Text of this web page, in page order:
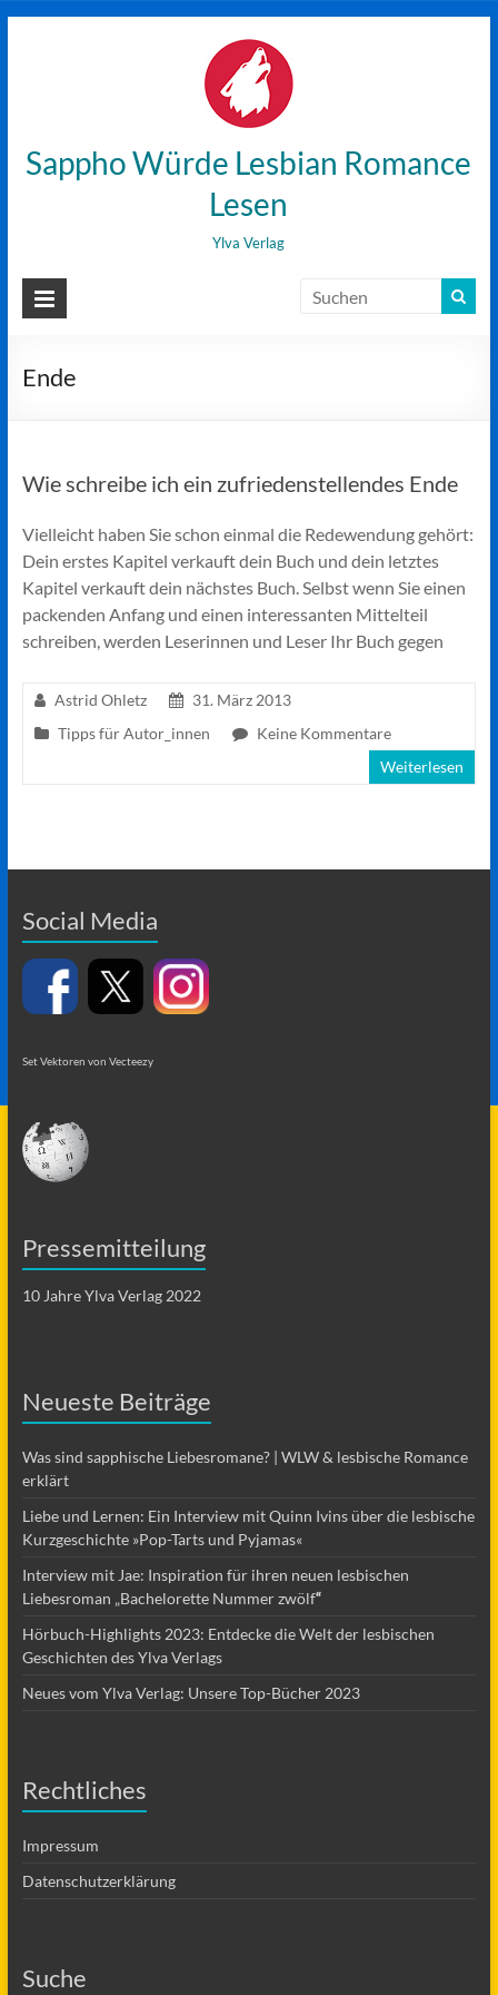
Sappho Würde Lesbian Romance
Lesen
Ylva Verlag
Ende
Wie schreibe ich ein zufriedenstellendes Ende
Vielleicht haben Sie schon einmal die Redewendung gehört:
Dein erstes Kapitel verkauft dein Buch und dein letztes
Kapitel verkauft dein nächstes Buch. Selbst wenn Sie einen
packenden Anfang und einen interessanten Mittelteil
schreiben, werden Leserinnen und Leser Ihr Buch gegen
Astrid Ohletz
31. März 2013
Tipps für Autor_innen
Keine Kommentare
Weiterlesen
Social Media
Set Vektoren von Vecteezy
Pressemitteilung
10 Jahre Ylva Verlag 2022
Neueste Beiträge
Was sind sapphische Liebesromane? | WLW & lesbische Romance
erklärt
Liebe und Lernen: Ein Interview mit Quinn Ivins über die lesbische
Kurzgeschichte »Pop-Tarts und Pyjamas«
Interview mit Jae: Inspiration für ihren neuen lesbischen
Liebesroman „Bachelorette Nummer zwölf“
Hörbuch-Highlights 2023: Entdecke die Welt der lesbischen
Geschichten des Ylva Verlags
Neues vom Ylva Verlag: Unsere Top-Bücher 2023
Rechtliches
Impressum
Datenschutzerklärung
Suche